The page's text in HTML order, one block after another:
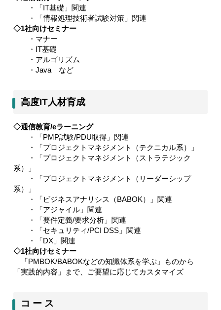
・「IT基礎」関連
・「情報処理技術者試験対策」関連
◇1社向けセミナー
・マナー
・ IT基礎
・アルゴリズム
・ Java など
高度IT人材育成
◇通信教育/eラーニング
・「PMP試験/PDU取得」関連
・「プロジェクトマネジメント（テクニカル系）」
・「プロジェクトマネジメント（ストラテジック
系）」
・「プロジェクトマネジメント（リーダーシップ
系）」
・「ビジネスアナリシス（BABOK）」関連
・「アジャイル」関連
・「要件定義/要求分析」関連
・「セキュリティ/PCI DSS」関連
・「DX」関連
◇1社向けセミナー
「PMBOK/BABOKなどの知識体系を学ぶ」ものから
「実践的内容」まで、ご要望に応じてカスタマイズ
コ ー ス